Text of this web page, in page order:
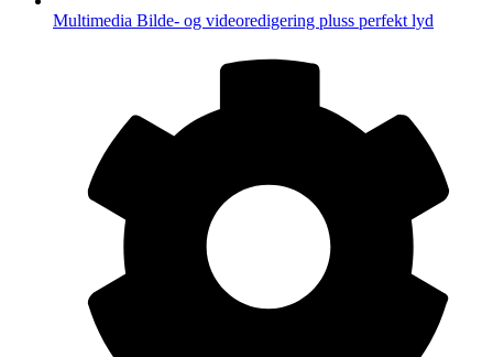
Multimedia Bilde- og videoredigering pluss perfekt lyd